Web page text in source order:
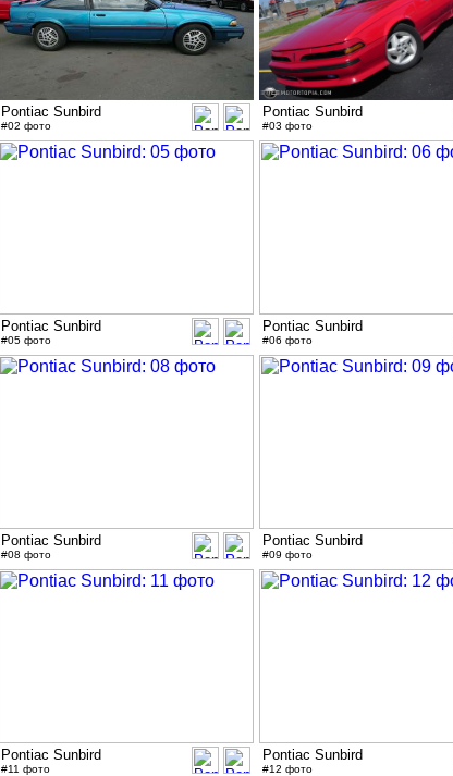
Pontiac Sunbird
#02 фото
Pontiac Sunbird
#03 фото
Pontiac Sunbird
#05 фото
Pontiac Sunbird
#06 фото
Pontiac Sunbird
#08 фото
Pontiac Sunbird
#09 фото
Pontiac Sunbird
#11 фото
Pontiac Sunbird
#12 фото